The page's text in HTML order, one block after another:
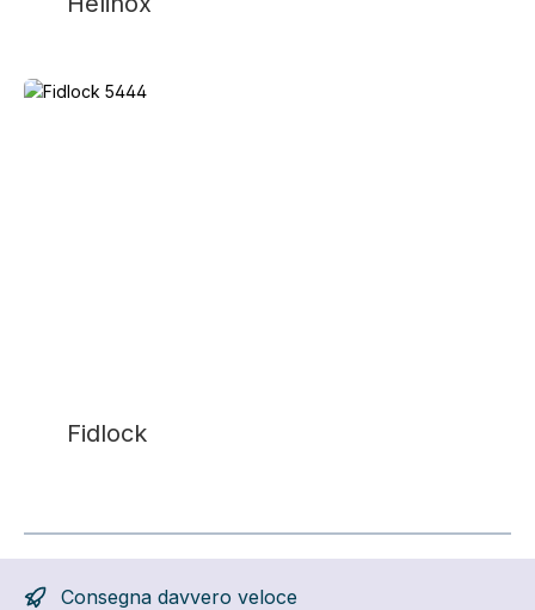
Fidlock
Fidlock
Consegna davvero veloce